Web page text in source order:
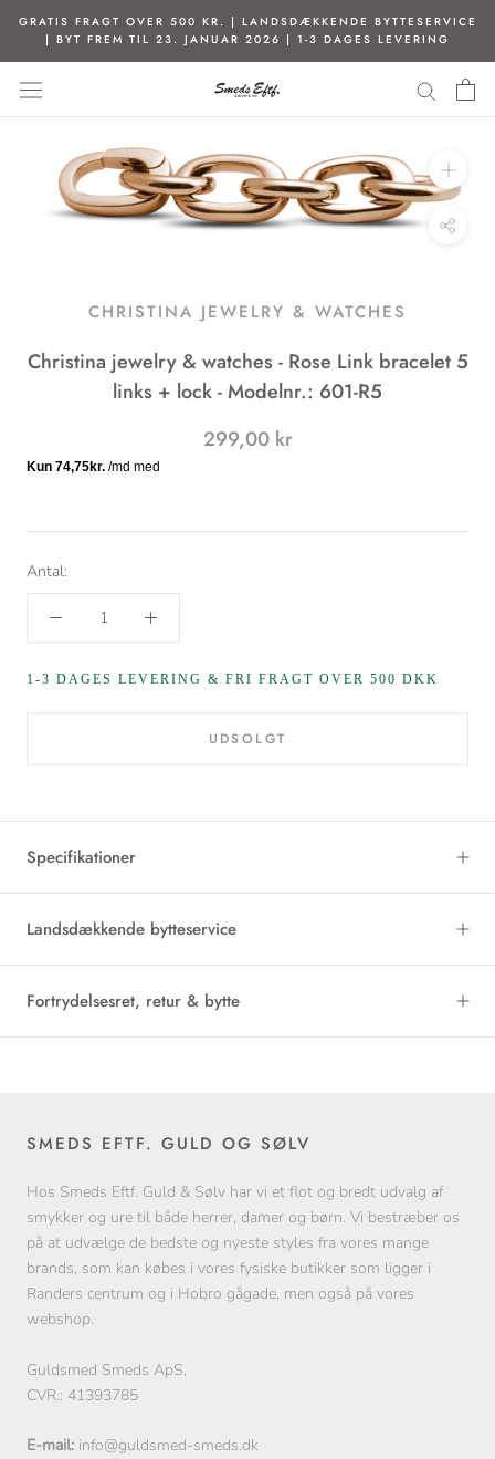
indhold
GRATIS FRAGT OVER 500 KR. | LANDSDÆKKENDE BYTTESERVICE
| BYT FREM TIL 23. JANUAR 2026 | 1-3 DAGES LEVERING
CHRISTINA JEWELRY & WATCHES
Christina jewelry & watches - Rose Link bracelet 5
links + lock - Modelnr.: 601-R5
299,00 kr
Antal:
1-3 DAGES LEVERING & FRI FRAGT OVER 500 DKK
UDSOLGT
Specifikationer
Landsdækkende bytteservice
Fortrydelsesret, retur & bytte
SMEDS EFTF. GULD OG SØLV
Hos Smeds Eftf. Guld & Sølv har vi et flot og bredt udvalg af
smykker og ure til både herrer, damer og børn. Vi bestræber os
på at udvælge de bedste og nyeste styles fra vores mange
brands, som kan købes i vores fysiske butikker som ligger i
Randers centrum og i Hobro gågade, men også på vores
webshop.
Guldsmed Smeds ApS,
CVR.: 41393785
E-mail: info@guldsmed-smeds.dk